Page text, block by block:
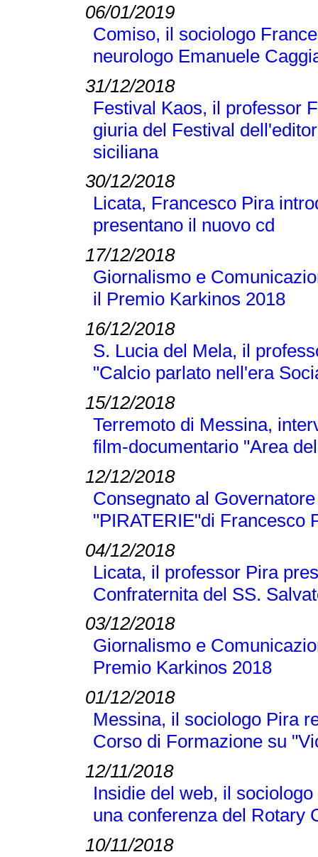
06/01/2019
Comiso, il sociologo
neurologo Emanuele
31/12/2018
Festival Kaos, il professor
giuria del Festival
siciliana
30/12/2018
Licata, Francesco Pira
presentano il nuovo cd
17/12/2018
Giornalismo e
il Premio Karkinos 2018
16/12/2018
S. Lucia del Mela, il
"Calcio parlato nell'era
15/12/2018
Terremoto di Messina,
film-documentario "Area
12/12/2018
Consegnato al
"PIRATERIE"di Francesco
04/12/2018
Licata, il professor Pira
Confraternita del SS.
03/12/2018
Giornalismo e
Premio Karkinos 2018
01/12/2018
Messina, il sociologo Pira
Corso di Formazione su
12/11/2018
Insidie del web, il
una conferenza del Rotary
10/11/2018